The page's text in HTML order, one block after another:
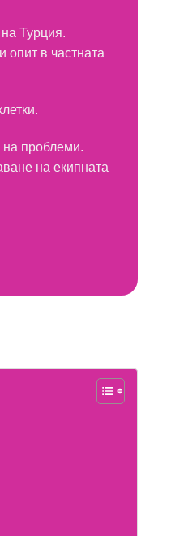
Турция.
опит в частната
проблеми.
на екипната